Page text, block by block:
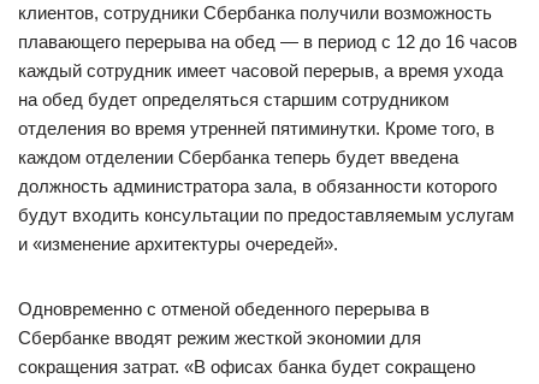
клиентов, сотрудники Сбербанка получили возможность
плавающего перерыва на обед — в период с 12 до 16 часов
каждый сотрудник имеет часовой перерыв, а время ухода
на обед будет определяться старшим сотрудником
отделения во время утренней пятиминутки. Кроме того, в
каждом отделении Сбербанка теперь будет введена
должность администратора зала, в обязанности которого
будут входить консультации по предоставляемым услугам
и «изменение архитектуры очередей».
Одновременно с отменой обеденного перерыва в
Сбербанке вводят режим жесткой экономии для
сокращения затрат. «В офисах банка будет сокращено